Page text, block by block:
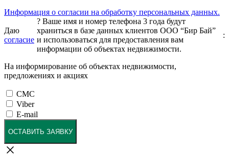
Информация о согласии на обработку персональных данных.
Даю
согласие
? Ваше имя и номер телефона 3 года будут
храниться в базе данных клиентов ООО “Бир Бай”
и использоваться для предоставления вам
информации об объектах недвижимости.
:
На информирование об объектах недвижимости,
предложениях и акциях
СМС
Viber
E-mail
ОСТАВИТЬ ЗАЯВКУ